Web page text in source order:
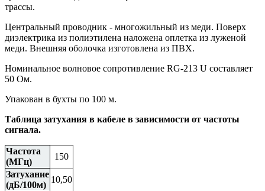
трассы.
Центральный проводник - многожильный из меди. Поверх
диэлектрика из полиэтилена наложена оплетка из луженой
меди. Внешняя оболочка изготовлена из ПВХ.
Номинальное волновое сопротивление RG-213 U составляет
50 Ом.
Упакован в бухты по 100 м.
Таблица затухания в кабеле в зависимости от частоты
сигнала.
Частота
(МГц)
150
Затухание
(дБ/100м)
10,50